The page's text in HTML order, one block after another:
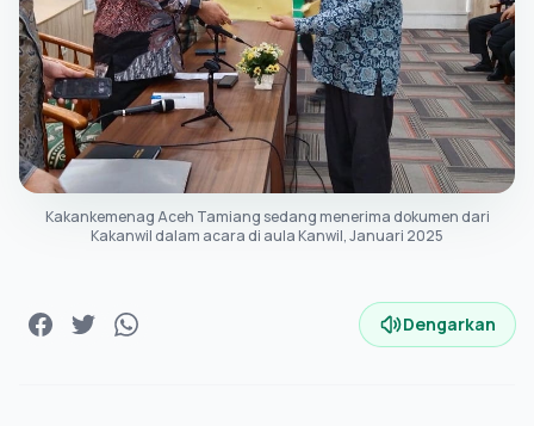
Kakankemenag Aceh Tamiang sedang menerima dokumen dari
Kakanwil dalam acara di aula Kanwil, Januari 2025
Dengarkan